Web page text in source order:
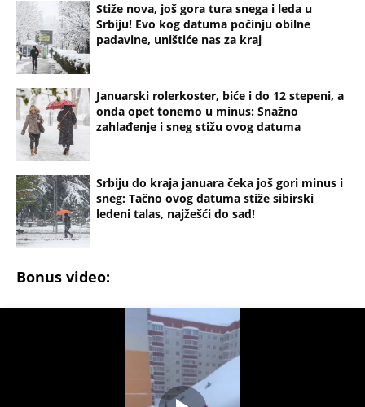
Stiže nova, još gora tura snega i leda u
Srbiju! Evo kog datuma počinju obilne
padavine, uništiće nas za kraj
Januarski rolerkoster, biće i do 12 stepeni, a
onda opet tonemo u minus: Snažno
zahlađenje i sneg stižu ovog datuma
Srbiju do kraja januara čeka još gori minus i
sneg: Tačno ovog datuma stiže sibirski
ledeni talas, najžešći do sad!
Bonus video: